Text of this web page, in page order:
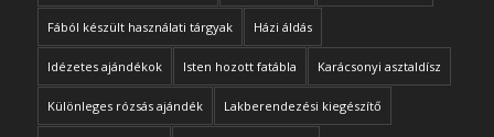
Fából készült használati tárgyak Házi áldás
Idézetes ajándékok Isten hozott fatábla Karácsonyi asztaldísz
Különleges rózsás ajándék Lakberendezési kiegészítő